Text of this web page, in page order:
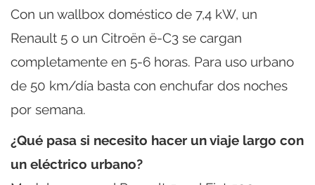
Con un wallbox doméstico de 7,4 kW, un
Renault 5 o un Citroën ë-C3 se cargan
completamente en 5-6 horas. Para uso urbano
de 50 km/día basta con enchufar dos noches
por semana.
¿Qué pasa si necesito hacer un viaje largo con
un eléctrico urbano?